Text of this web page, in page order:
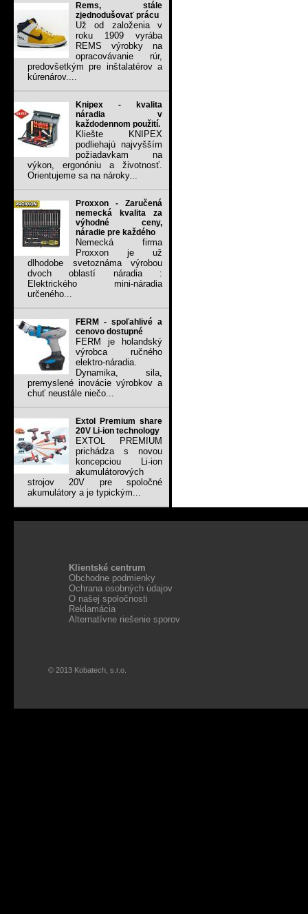
Rems, stále
zjednodušovať prácu
Už od založenia v
roku 1909 vyrába
REMS výrobky na
opracovávanie rúr,
predovšetkým pre inštalatérov a
kúrenárov....
Knipex - kvalita
náradia v
každodennom použití.
Kliešte KNIPEX
podliehajú najvyšším
požiadavkam na
výkon, ergonóniu a životnosť.
Orientujeme sa na nároky...
Proxxon - Zaručená
nemecká kvalita za
výhodné ceny,
náradie pre každého
Nemecká firma
Proxxon je už
dlhodobe svetoznáma výrobou
dvoch oblastí náradia :
Elektrického mini-náradia
určeného...
FERM - spoľahlivé a
cenovo dostupné
FERM je holandský
výrobca ručného
elektro-náradia.
Dynamika, sila,
premyslené inovácie výrobkov a
chuť neustále niečo...
Extol Premium share
20V Li-ion technology
EXTOL PREMIUM
prichádza s novou
koncepciou Li-ion
akumulátorových
strojov 20V pre spoločné
akumulátory a je typickým...
Klientské centrum
Obchodne podmienky
Ochrana osobných údajov
O našej spoločnosti
Reklamácia
Alternatívne riešenie sporov
© 2013 Kobatech, s.r.o.